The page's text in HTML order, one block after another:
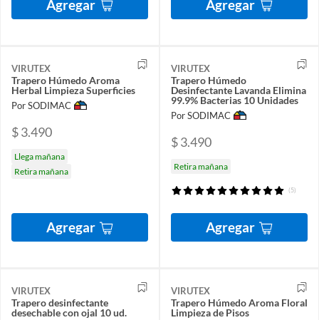
Agregar Agregar
VIRUTEX
Trapero Húmedo Aroma
Herbal Limpieza Superficies
Por SODIMAC
$ 3.490
Llega mañana
Retira mañana
Agregar
VIRUTEX
Trapero Húmedo
Desinfectante Lavanda Elimina
99.9% Bacterias 10 Unidades
Por SODIMAC
$ 3.490
Retira mañana
(5)
Agregar
VIRUTEX
Trapero desinfectante
desechable con ojal 10 ud.
VIRUTEX
Trapero Húmedo Aroma Floral
Limpieza de Pisos